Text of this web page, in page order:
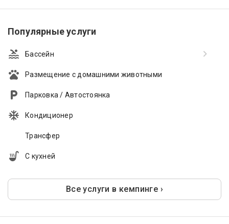
Популярные услуги
Бассейн
Размещение с домашними животными
Парковка / Автостоянка
Кондиционер
Трансфер
С кухней
Все услуги в кемпинге ›